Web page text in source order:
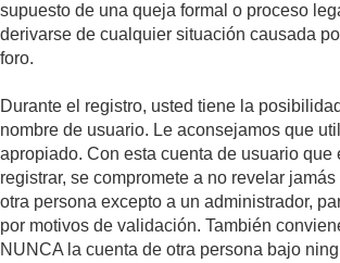
supuesto de una queja formal o proceso
derivarse de cualquier situación causada
foro.
Durante el registro, usted tiene la
nombre de usuario. Le aconsejamos que
apropiado. Con esta cuenta de usuario que
registrar, se compromete a no revelar
otra persona excepto a un administrador,
por motivos de validación. También
NUNCA la cuenta de otra persona bajo